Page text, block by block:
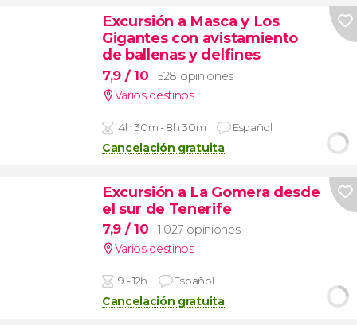
Excursión a Masca y Los
Gigantes con avistamiento
de ballenas y delfines
7,9 / 10
528 opiniones
Varios destinos
4h 30m - 8h 30m Español
Cancelación gratuita
Excursión a La Gomera desde
el sur de Tenerife
7,9 / 10
1.027 opiniones
Varios destinos
9 - 12h Español
Cancelación gratuita